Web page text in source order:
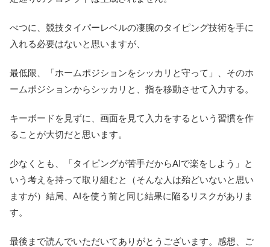
べつに、競技タイパーレベルの凄腕のタイピング技術を手に
入れる必要はないと思いますが、
最低限、「ホームポジションをシッカリと守って」、そのホ
ームポジションからシッカリと、指を移動させて入力する。
キーボードを見ずに、画面を見て入力をするという習慣を作
ることが大切だと思います。
少なくとも、「タイピングが苦手だからAIで楽をしよう」と
いう考えを持って取り組むと（そんな人は殆どいないと思い
ますが）結局、AIを使う前と同じ結果に陥るリスクがありま
す。
最後まで読んでいただいてありがとうございます。感想、ご